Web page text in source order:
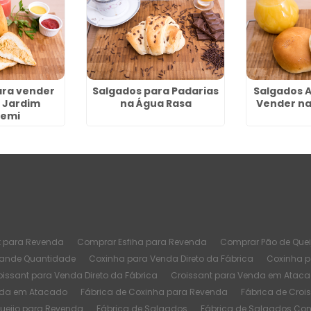
vender
Jardim
Salgados para Padarias
na Água Rasa
Salgados
Vender
Revenda Comprar Esfiha para Revenda Comprar Pão de
Quantidade Coxinha para Venda Direto da Fábrica
Coxinha
para Venda Direto da Fábrica Croissant para Venda em
em Atacado Fábrica de Coxinha para Revenda
Fábrica de
para Revenda Fábrica de Salgados Fábrica de Salgados